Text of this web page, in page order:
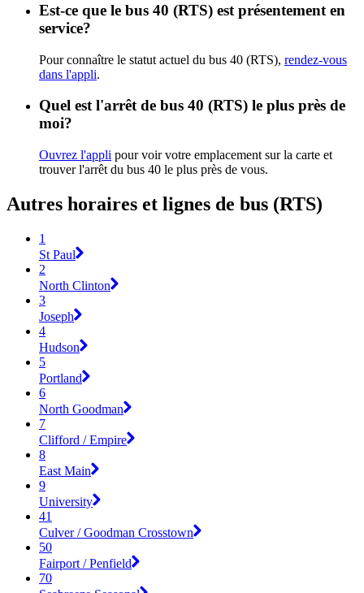
Est-ce que le bus 40 (RTS) est présentement en
service?
Pour connaître le statut actuel du bus 40 (RTS), rendez-vous
dans l'appli.
Quel est l'arrêt de bus 40 (RTS) le plus près de
moi?
Ouvrez l'appli pour voir votre emplacement sur la carte et
trouver l'arrêt du bus 40 le plus près de vous.
Autres horaires et lignes de bus (RTS)
1
St Paul
2
North Clinton
3
Joseph
4
Hudson
5
Portland
6
North Goodman
7
Clifford / Empire
8
East Main
9
University
41
Culver / Goodman Crosstown
50
Fairport / Penfield
70